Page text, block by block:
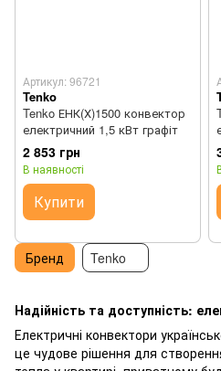
Надійність та доступність:
Електричні конвектори
це чудове рішення для
Артикул: 96721
Tenko
Tenko ЕНК(Х)1500 конвектор
електричний 1,5 кВт графіт
2 853 грн
В наявності
Купити
Бренд Tenko